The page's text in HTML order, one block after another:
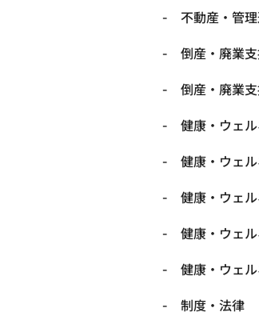
不動産・管
倒産・廃業
倒産・廃業
健康・ウェ
健康・ウェ
健康・ウェ
健康・ウェ
健康・ウェ
制度・法律